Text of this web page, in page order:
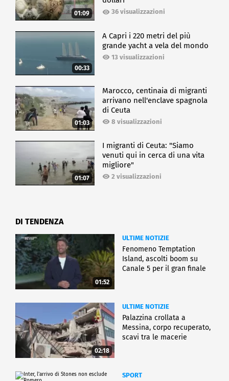
01:09 36 visualizzazioni
00:33
A Capri i 220 metri del più
grande yacht a vela del mondo
13 visualizzazioni
01:03
Marocco, centinaia di migranti
arrivano nell'enclave spagnola
di Ceuta
8 visualizzazioni
01:07
I migranti di Ceuta: "Siamo
venuti qui in cerca di una vita
migliore"
2 visualizzazioni
DI TENDENZA
01:52
ULTIME NOTIZIE
Fenomeno Temptation
Island, ascolti boom su
Canale 5 per il gran finale
02:18
ULTIME NOTIZIE
Palazzina crollata a
Messina, corpo recuperato,
scavi tra le macerie
SPORT